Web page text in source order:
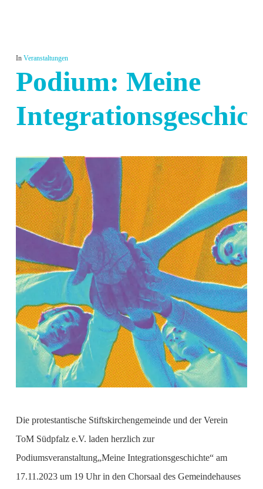
In Veranstaltungen
Podium: Meine
Die protestantische Stiftskirchengemeinde und der Verein
ToM Südpfalz e.V. laden herzlich zur
Podiumsveranstaltung„Meine Integrationsgeschichte“ am
17.11.2023 um 19 Uhr in den Chorsaal des Gemeindehauses